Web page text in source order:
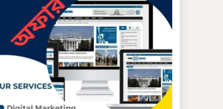
ছাতকের নবাগত ইউএনও’র
সাথে প্রেসক্লাব নেতৃবৃন্দের
সাক্ষাত
কথাসাহিত্যিক রাবেয়া খাতুন
আর নেই